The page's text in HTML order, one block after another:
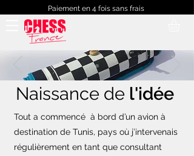
Paiement en 4 fois sans frais
Naissance de l'idée
Tout a commencé à bord d’un avion à
destination de Tunis, pays où j’intervenais
régulièrement en tant que consultant